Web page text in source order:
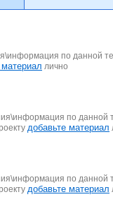
по данной
лично
по данной
добавьте материал
по данной
добавьте материал